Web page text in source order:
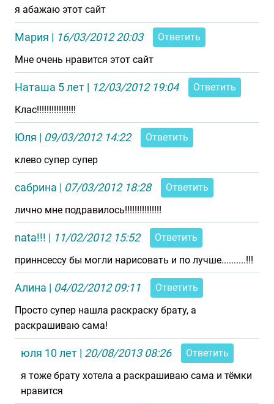
я абажаю этот сайт
Мария | 16/03/2012 20:03
Ответить
Мне очень нравится этот сайт
Наташа 5 лет | 12/03/2012 19:04
Ответить
Клас!!!!!!!!!!!!!!!!
Юля | 09/03/2012 14:22
Ответить
клево супер супер
сабрина | 07/03/2012 18:28
Ответить
лично мне подравилось!!!!!!!!!!!!!!!
nata!!! | 11/02/2012 15:52
Ответить
приннсессу бы могли нарисовать и по лучше..........!!!
Алина | 04/02/2012 09:11
Ответить
Просто супер нашла раскраску брату, а
раскрашиваю сама!
юля 10 лет | 20/08/2013 08:26
Ответить
я тоже брату хотела а раскрашиваю сама и тёмки
нравится